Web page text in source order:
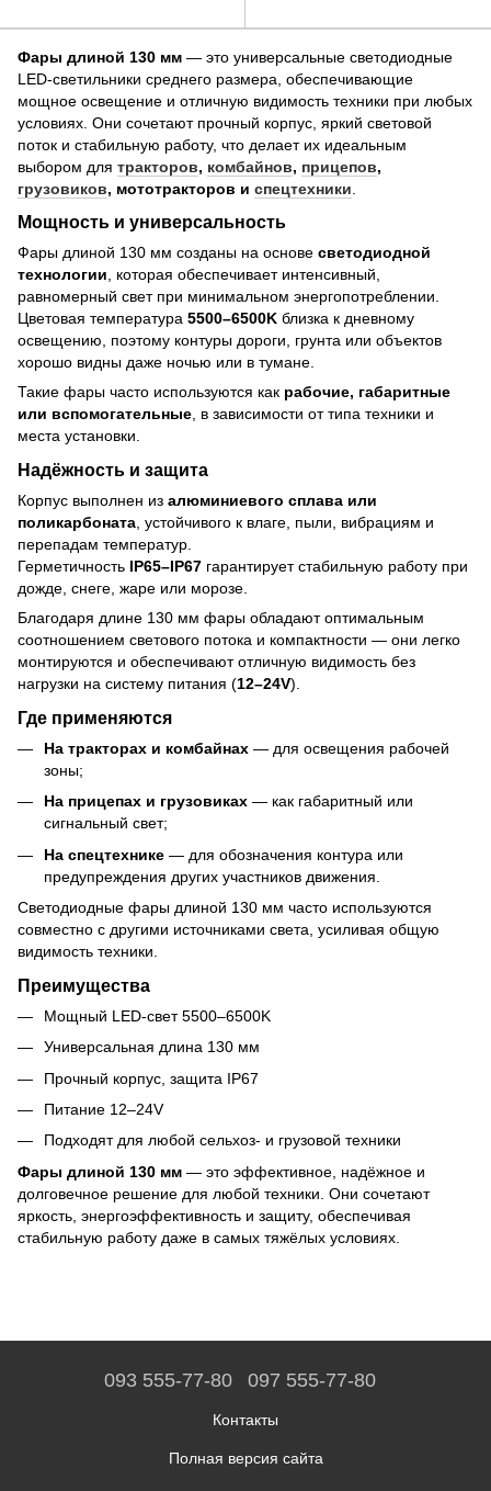
Фары длиной 130 мм — это универсальные светодиодные
LED-светильники среднего размера, обеспечивающие
мощное освещение и отличную видимость техники при любых
условиях. Они сочетают прочный корпус, яркий световой
поток и стабильную работу, что делает их идеальным
выбором для тракторов, комбайнов, прицепов,
грузовиков, мототракторов и спецтехники
Мощность и универсальность
Фары длиной 130 мм созданы на основе светодиодной
технологии, которая обеспечивает интенсивный,
равномерный свет при минимальном энергопотреблении.
Цветовая температура 5500–6500K близка к дневному
освещению, поэтому контуры дороги, грунта или объектов
хорошо видны даже ночью или в тумане.
Такие фары часто используются как рабочие, габаритные
или вспомогательные, в зависимости от типа техники и
места установки.
Надёжность и защита
Корпус выполнен из алюминиевого сплава или
поликарбоната , устойчивого к влаге, пыли, вибрациям и
перепадам температур.
Герметичность IP65–IP67 гарантирует стабильную работу при
дожде, снеге, жаре или морозе.
Благодаря длине 130 мм фары обладают оптимальным
соотношением светового потока и компактности — они легко
монтируются и обеспечивают отличную видимость без
нагрузки на систему питания (12–24V).
Где применяются
На тракторах и комбайнах — для освещения рабочей
зоны;
На прицепах и грузовиках — как габаритный или
сигнальный свет;
На спецтехнике — для обозначения контура или
предупреждения других участников движения.
Светодиодные фары длиной 130 мм часто используются
совместно с другими источниками света, усиливая общую
видимость техники.
Преимущества
Мощный LED-свет 5500–6500K
Универсальная длина 130 мм
Прочный корпус, защита IP67
Питание 12–24V
Подходят для любой сельхоз- и грузовой техники
Фары длиной 130 мм — это эффективное, надёжное и
долговечное решение для любой техники. Они сочетают
яркость, энергоэффективность и защиту, обеспечивая
стабильную работу даже в самых тяжёлых условиях.
093 555-77-80 097 555-77-80
Контакты
Полная версия сайта